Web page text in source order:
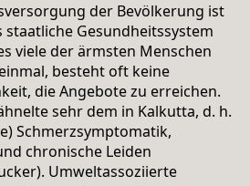
der Bevölkerung ist
staatliche Gesundheitssystem
viele der ärmsten Menschen
besteht oft keine
die Angebote zu erreichen.
sehr dem in Kalkutta, d. h.
Schmerzsymptomatik,
chronische Leiden
Umweltassoziierte